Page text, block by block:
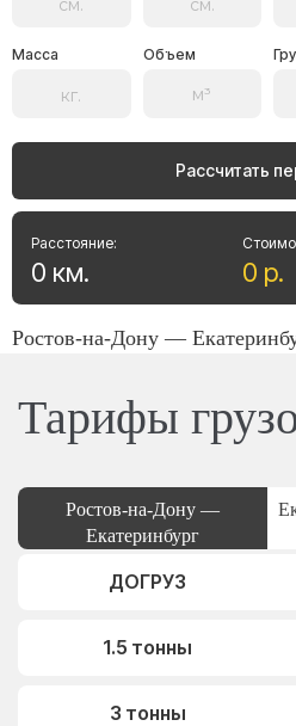
Масса Объем
Рассчитать
0 р.
Расстояние:
0 км.
Ростов-на-Дону —
Тарифы
Ростов-на-Дону —
Екатеринбург
ДОГРУЗ
1.5 тонны
3 тонны